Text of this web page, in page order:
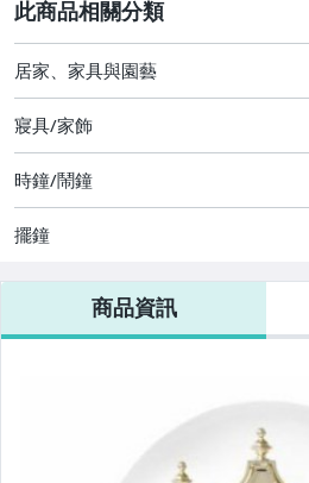
嬰幼兒與孕婦
圖書/影音/文具
美容保養與彩妝
家電與影音視聽
居家、家具與園藝
寢具/家飾
時鐘/鬧鐘
擺鐘
商品資訊